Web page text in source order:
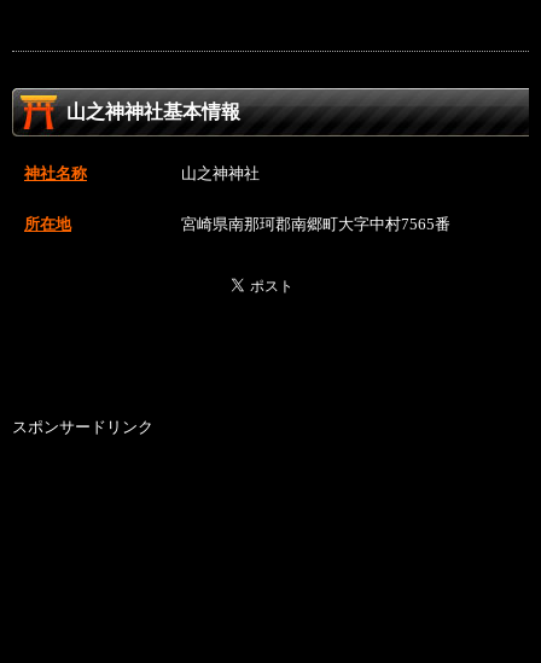
山之神神社基本情報
神社名称 山之神神社
所在地 宮崎県南那珂郡南郷町大字中村7565番
スポンサードリンク